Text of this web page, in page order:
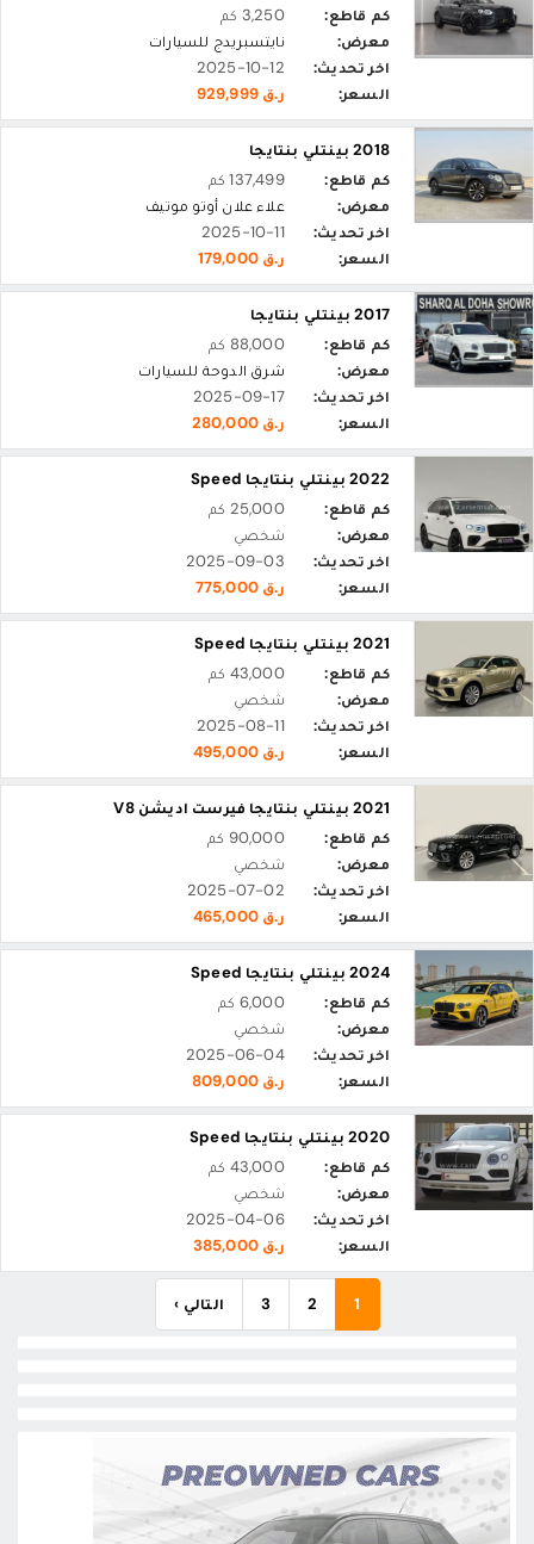
كم قاطع:
3,250 كم
معرض:
نايتسبريدج للسيارات
اخر تحديث:
2025-10-12
السعر:
ر.ق 929,999
2018 بينتلي بنتايجا
كم قاطع:
137,499 كم
معرض:
علاء علان أوتو موتيف
اخر تحديث:
2025-10-11
السعر:
ر.ق 179,000
2017 بينتلي بنتايجا
كم قاطع:
88,000 كم
معرض:
شرق الدوحة للسيارات
اخر تحديث:
2025-09-17
السعر:
ر.ق 280,000
2022 بينتلي بنتايجا Speed
كم قاطع:
25,000 كم
معرض:
شخصي
اخر تحديث:
2025-09-03
السعر:
ر.ق 775,000
2021 بينتلي بنتايجا Speed
كم قاطع:
43,000 كم
معرض:
شخصي
اخر تحديث:
2025-08-11
السعر:
ر.ق 495,000
2021 بينتلي بنتايجا فيرست اديشن V8
كم قاطع:
90,000 كم
معرض:
شخصي
اخر تحديث:
2025-07-02
السعر:
ر.ق 465,000
2024 بينتلي بنتايجا Speed
كم قاطع:
6,000 كم
معرض:
شخصي
اخر تحديث:
2025-06-04
السعر:
ر.ق 809,000
2020 بينتلي بنتايجا Speed
كم قاطع:
43,000 كم
معرض:
شخصي
اخر تحديث:
2025-04-06
السعر:
ر.ق 385,000
1
2
3 التالي ›